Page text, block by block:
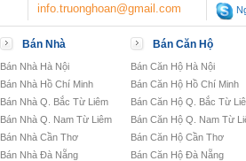
info.truonghoan@gmail.com
Bán Nhà
Bán Nhà Hà Nội
Bán Nhà Hồ Chí Minh
Bán Nhà Q. Bắc Từ Liêm
Bán Nhà Q. Nam Từ Liêm
Bán Nhà Cần Thơ
Bán Nhà Đà Nẵng
Bán Căn Hộ
Bán Căn Hộ Hà Nội
Bán Căn Hộ Hồ Chí Minh
Bán Căn Hộ Q. Bắc Từ
Bán Căn Hộ Q. Nam Từ
Bán Căn Hộ Cần Thơ
Bán Căn Hộ Đà Nẵng